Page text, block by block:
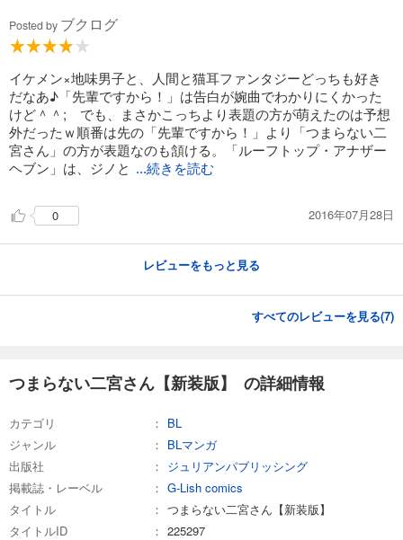
Posted by ブクログ
イケメン×地味男子と、人間と猫耳ファンタジーどっちも好き
だなあ♪「先輩ですから！」は告白が婉曲でわかりにくかった
けど＾＾; でも、まさかこっちより表題の方が萌えたのは予想
外だったｗ順番は先の「先輩ですから！」より「つまらない二
宮さん」の方が表題なのも頷ける。「ルーフトップ・アナザー
ヘブン」は、ジノと
...続きを読む
0 2016年07月28日
レビューをもっと見る
すべてのレビューを見る(7)
つまらない二宮さん【新装版】 の詳細情報
カテゴリ
BL
ジャンル
BLマンガ
出版社
ジュリアンパブリッシング
掲載誌・レーベル
G-Lish comics
タイトル
つまらない二宮さん【新装版】
タイトルID
225297